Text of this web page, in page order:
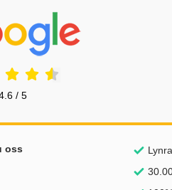
Prisjakt Vurdering: 4.6 Stjerne
/ 5
oss